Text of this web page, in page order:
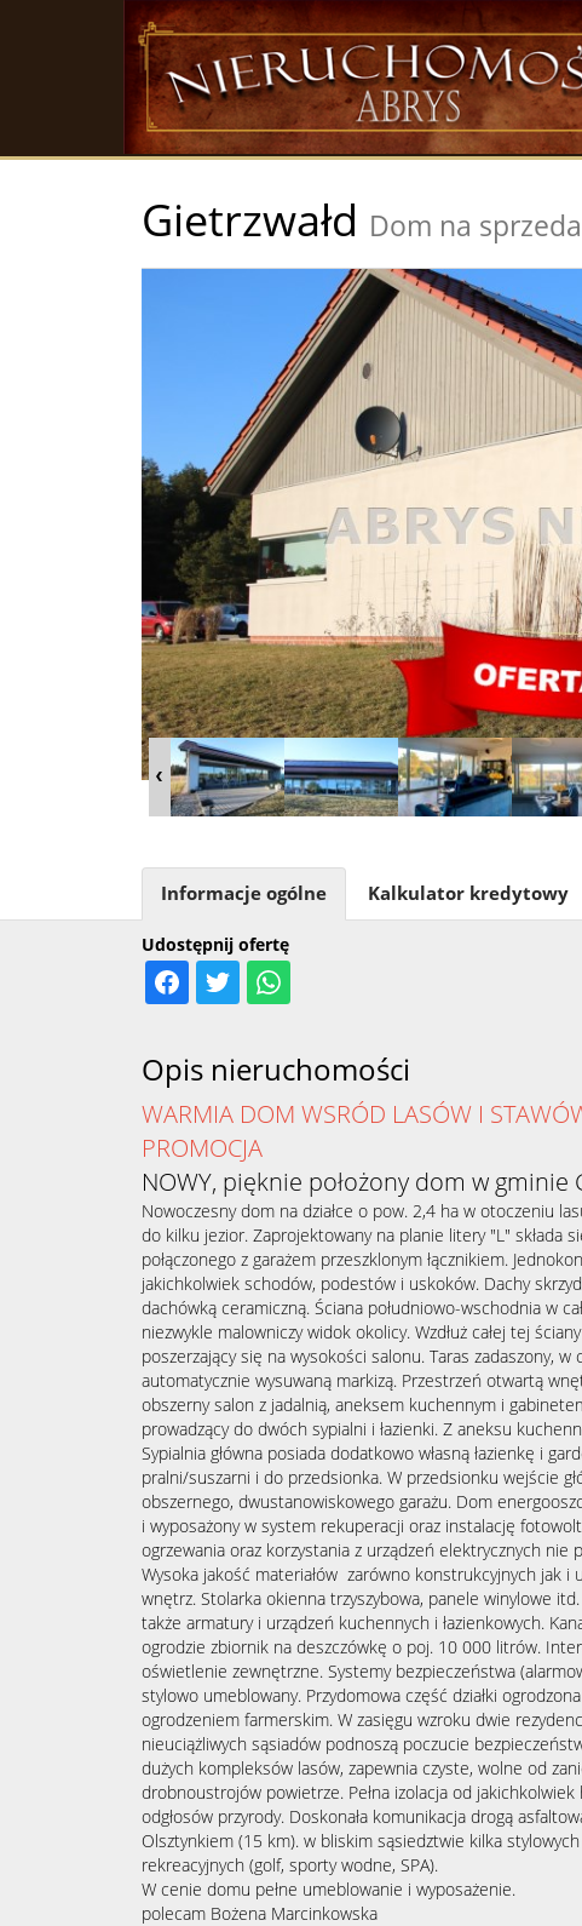
Gietrzwałd Dom na
Udostępnij ofertę
Informacje ogólne Kalkulator kredytowy
Opis nieruchomości
WARMIA DOM WSRÓD LASÓW I
PROMOCJA
NOWY, pięknie położony dom w gminie
Nowoczesny dom na działce o pow. 2,4 ha w otoczeniu
do kilku jezior. Zaprojektowany na planie litery "L" składa
połączonego z garażem przeszklonym łącznikiem.
jakichkolwiek schodów, podestów i uskoków. Dachy
dachówką ceramiczną. Ściana południowo-wschodnia w
niezwykle malowniczy widok okolicy. Wzdłuż całej tej
poszerzający się na wysokości salonu. Taras zadaszony, w
automatycznie wysuwaną markizą. Przestrzeń otwartą
obszerny salon z jadalnią, aneksem kuchennym i
prowadzący do dwóch sypialni i łazienki. Z aneksu
Sypialnia główna posiada dodatkowo własną łazienkę i
pralni/suszarni i do przedsionka. W przedsionku wejście
obszernego, dwustanowiskowego garażu. Dom
i wyposażony w system rekuperacji oraz instalację
ogrzewania oraz korzystania z urządzeń elektrycznych nie
Wysoka jakość materiałów zarówno konstrukcyjnych jak i
wnętrz. Stolarka okienna trzyszybowa, panele winylowe
także armatury i urządzeń kuchennych i łazienkowych.
ogrodzie zbiornik na deszczówkę o poj. 10 000 litrów.
oświetlenie zewnętrzne. Systemy bezpieczeństwa
stylowo umeblowany. Przydomowa część działki
ogrodzeniem farmerskim. W zasięgu wzroku dwie
nieuciążliwych sąsiadów podnoszą poczucie
dużych kompleksów lasów, zapewnia czyste, wolne od
drobnoustrojów powietrze. Pełna izolacja od jakichkolwiek
odgłosów przyrody. Doskonała komunikacja drogą
Olsztynkiem (15 km). w bliskim sąsiedztwie kilka
rekreacyjnych (golf, sporty wodne, SPA).
W cenie domu pełne umeblowanie i wyposażenie.
polecam Bożena Marcinkowska